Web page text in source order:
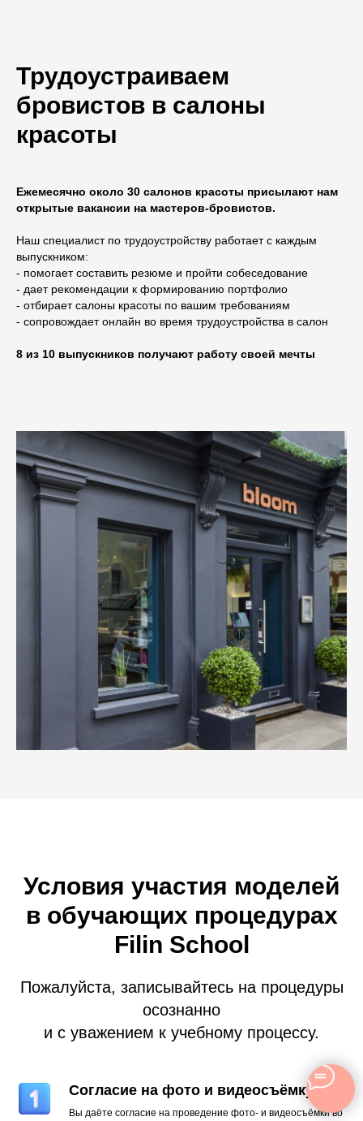
Трудоустраиваем
бровистов в салоны
красоты
Ежемесячно около 30 салонов красоты присылают нам
открытые вакансии на мастеров-бровистов.
Наш специалист по трудоустройству работает с каждым
выпускником:
- помогает составить резюме и пройти собеседование
- дает рекомендации к формированию портфолио
- отбирает салоны красоты по вашим требованиям
- сопровождает онлайн во время трудоустройства в салон
8 из 10 выпускников получают работу своей мечты
Условия участия моделей
в обучающих процедурах
Filin School
Пожалуйста, записывайтесь на процедуры
осознанно
и с уважением к учебному процессу.
Согласие на фото и видеосъёмку
Вы даёте согласие на проведение фото- и видеосъёмки во